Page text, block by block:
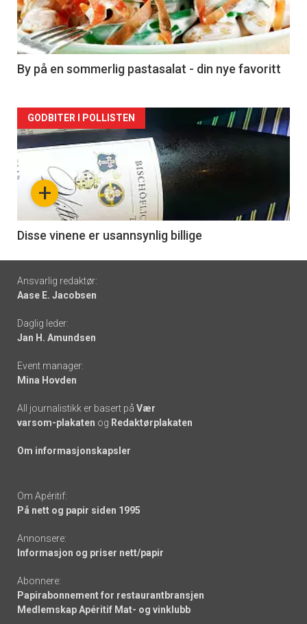
nå
-
5
By på en sommerlig pastasalat - din nye favoritt
Forsiden
akkurat
nå
6
+
GODBITER I POLLISTEN
Disse vinene er usannsynlig billige
Footer
-
links
Ansvarlig redaktør:
Aase E. Jacobsen
Daglig leder:
Jan H. Amundsen
Event manager:
Mina Hovden
All journalistikk er basert på Vær
varsom-plakaten og Redaktørplakaten
Om informasjonskapsler
Om Apéritif:
På nett og papir siden 1995
Annonsere:
Informasjon og priser nett/papir
Abonnere:
Papirabonnement for restaurantbransjen
Medlemskap Apéritif Mat- og vinklubb